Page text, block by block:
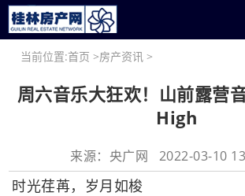
当前位置:首页 >房产资讯 >
周六音乐大狂欢！山前露营
High
来源：央广网 2022-03-10
时光荏苒，岁月如梭